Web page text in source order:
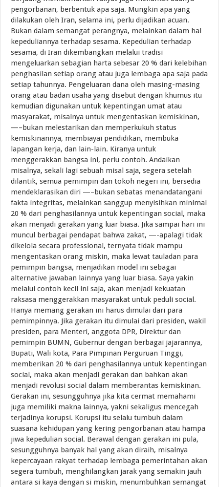
pengorbanan, berbentuk apa saja. Mungkin apa yang
dilakukan oleh Iran, selama ini, perlu dijadikan acuan.
Bukan dalam semangat perangnya, melainkan dalam hal
kepeduliannya terhadap sesama. Kepedulian terhadap
sesama, di Iran dikembangkan melalui tradisi
mengeluarkan sebagian harta sebesar 20 % dari kelebihan
penghasilan setiap orang atau juga lembaga apa saja pada
setiap tahunnya. Pengeluaran dana oleh masing-masing
orang atau badan usaha yang disebut dengan khumus itu
kemudian digunakan untuk kepentingan umat atau
masyarakat, misalnya untuk mengentaskan kemiskinan,
—–bukan melestarikan dan memperkukuh status
kemiskinannya, membiayai pendidikan, membuka
lapangan kerja, dan lain-lain. Kiranya untuk
menggerakkan bangsa ini, perlu contoh. Andaikan
misalnya, sekali lagi sebuah misal saja, segera setelah
dilantik, semua pemimpin dan tokoh negeri ini, bersedia
mendeklarasikan diri —–bukan sebatas menandatangani
fakta integritas, melainkan sanggup menyisihkan minimal
20 % dari penghasilannya untuk kepentingan social, maka
akan menjadi gerakan yang luar biasa. Jika sampai hari ini
muncul berbagai pendapat bahwa zakat, —-apalagi tidak
dikelola secara professional, ternyata tidak mampu
mengentaskan orang miskin, maka lewat tauladan para
pemimpin bangsa, menjadikan model ini sebagai
alternative jawaban lainnya yang luar biasa. Saya yakin
melalui contoh kecil ini saja, akan menjadi kekuatan
raksasa menggerakkan masyarakat untuk peduli social.
Hanya memang gerakan ini harus dimulai dari para
pemimpinnya. Jika gerakan itu dimulai dari presiden, wakil
presiden, para Menteri, anggota DPR, Direktur dan
pemimpin BUMN, Gubernur dengan berbagai jajarannya,
Bupati, Wali kota, Para Pimpinan Perguruan Tinggi,
memberikan 20 % dari penghasilannya untuk kepentingan
social, maka akan menjadi gerakan dan bahkan akan
menjadi revolusi social dalam memberantas kemiskinan.
Gerakan ini, sesungguhnya jika kita cermat memahami
juga memiliki makna lainnya, yakni sekaligus mencegah
terjadinya korupsi. Korupsi itu selalu tumbuh dalam
suasana kehidupan yang kering pengorbanan atau hampa
jiwa kepedulian social. Berawal dengan gerakan ini pula,
sesungguhnya banyak hal yang akan diraih, misalnya
kepercayaan rakyat terhadap lembaga pemerintahan akan
segera tumbuh, menghilangkan jarak yang semakin jauh
antara si kaya dengan si miskin, menumbuhkan semangat